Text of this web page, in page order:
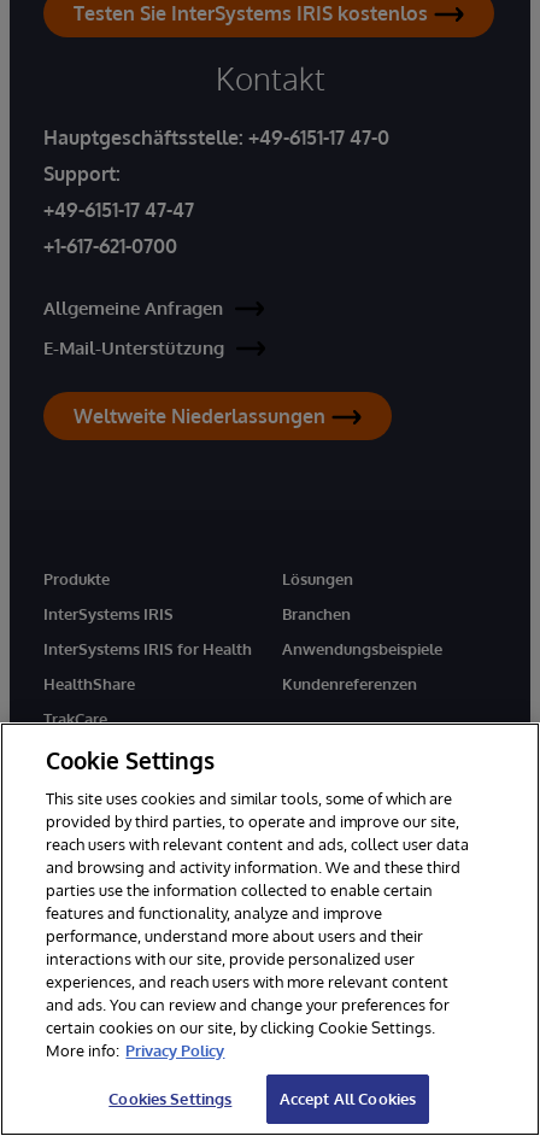
Testen Sie InterSystems IRIS kostenlos
Kontakt
Hauptgeschäftsstelle: +49-6151-17 47-0
Support:
+49-6151-17 47-47
+1-617-621-0700
Allgemeine Anfragen
E-Mail-Unterstützung
Weltweite Niederlassungen
Produkte
InterSystems IRIS
InterSystems IRIS for Health
HealthShare
TrakCare
Lösungen
Branchen
Anwendungsbeispiele
Kundenreferenzen
Wissenszentrum
Für Entwickler
Bildung
Zertifizierung
Impulse Blog
Ressourcen
Partner
Partnerprogramm für
Systemintegratoren
Lösungspartner
Implementierungspartner
Technology Alliance Partners
Cloud-Partner
Support
WRC Direkt
Cookie Settings
This site uses cookies and similar tools, some of which are
provided by third parties, to operate and improve our site,
reach users with relevant content and ads, collect user data
and browsing and activity information. We and these third
parties use the information collected to enable certain
features and functionality, analyze and improve
performance, understand more about users and their
interactions with our site, provide personalized user
experiences, and reach users with more relevant content
and ads. You can review and change your preferences for
certain cookies on our site, by clicking Cookie Settings.
More info: Privacy Policy
Cookies Settings Accept All Cookies